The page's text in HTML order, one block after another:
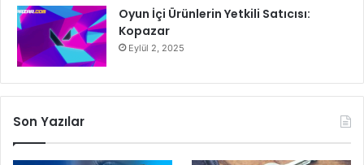
Oyun İçi Ürünlerin Yetkili Satıcısı:
Kopazar
Eylül 2, 2025
Son Yazılar